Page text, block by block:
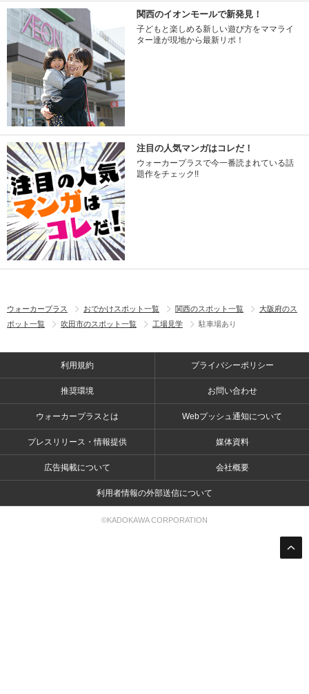
関西のイオンモールで新発見！
子どもと楽しめる新しい遊び方をママライ
ター達が現地から最新リポ！
注目の人気マンガはコレだ！
ウォーカープラスで今一番読まれている話
題作をチェック!!
ウォーカープラス おでかけスポット一覧 関西のスポット一覧
大阪府のス
ポット一覧
吹田市のスポット一覧 工場見学 駐車場あり
利用規約 プライバシーポリシー
推奨環境 お問い合わせ
ウォーカープラスとは Webプッシュ通知について
プレスリリース・情報提供 媒体資料
広告掲載について 会社概要
利用者情報の外部送信について
©KADOKAWA CORPORATION